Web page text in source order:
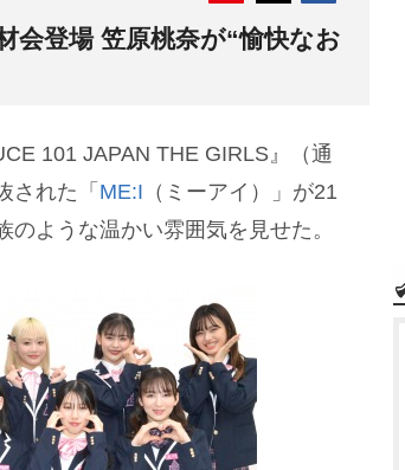
会登場 笠原桃奈が“愉快なお
101 JAPAN THE GIRLS』（通
された「 ME:I （ミーアイ）」が21
ような温かい雰囲気を見せた。